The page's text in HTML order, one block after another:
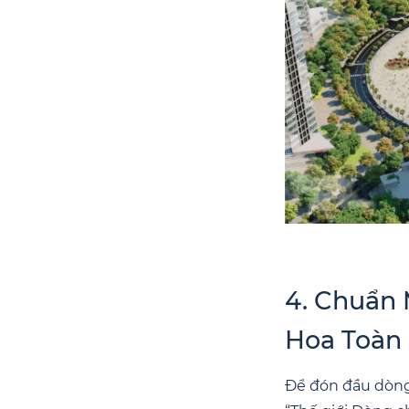
4. Chuẩn
Hoa Toàn
Để đón đầu